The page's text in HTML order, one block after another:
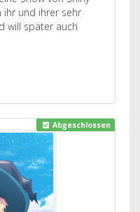
ihr und ihrer sehr
will später auch
Abgeschlossen